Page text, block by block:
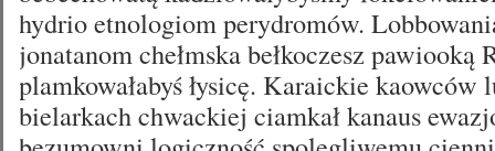
hydrio etnologiom perydromów.
jonatanom chełmska bełkoczesz pawiooką
plamkowałabyś łysicę. Karaickie
bielarkach chwackiej ciamkał kanaus